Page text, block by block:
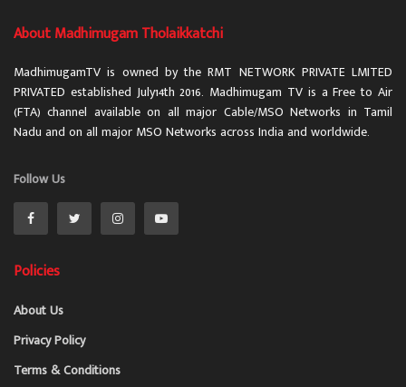
About Madhimugam Tholaikkatchi
MadhimugamTV is owned by the RMT NETWORK PRIVATE LMITED
PRIVATED established July14th 2016. Madhimugam TV is a Free to Air
(FTA) channel available on all major Cable/MSO Networks in Tamil
Nadu and on all major MSO Networks across India and worldwide.
Follow Us
Policies
About Us
Privacy Policy
Terms & Conditions